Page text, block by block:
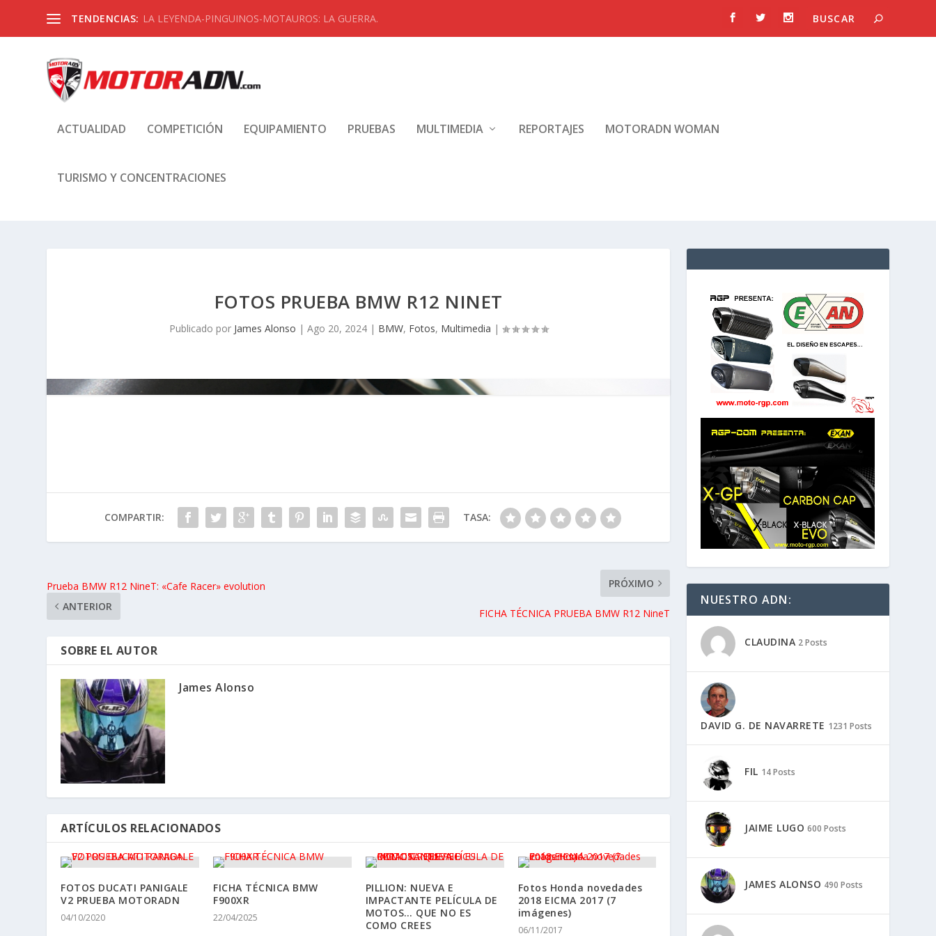
TENDENCIAS: LA LEYENDA-PINGUINOS-MOTAUROS: LA GUERRA.
ACTUALIDAD COMPETICIÓN EQUIPAMIENTO PRUEBAS MULTIMEDIA REPORTAJES MOTORADN WOMAN
TURISMO Y CONCENTRACIONES
FOTOS PRUEBA BMW R12 NINET
Publicado por James Alonso | Ago 20, 2024| BMW, Fotos, Multimedia |
COMPARTIR: TASA:
Prueba BMW R12 NineT: «Cafe Racer» evolution
ANTERIOR
PRÓXIMO
FICHA TÉCNICA PRUEBA BMW R12 NineT
SOBRE EL AUTOR
James Alonso
ARTÍCULOS RELACIONADOS
FOTOS DUCATI PANIGALE
V2 PRUEBA MOTORADN
04/10/2020
FICHA TÉCNICA BMW
F900XR
22/04/2025
PILLION: NUEVA E
IMPACTANTE PELÍCULA DE
MOTOS… QUE NO ES
COMO CREES
Fotos Honda novedades
2018 EICMA 2017 (7
imágenes)
06/11/2017
NUESTRO ADN:
CLAUDINA 2 Posts
DAVID G. DE NAVARRETE 1231 Posts
FIL 14 Posts
JAIME LUGO 600 Posts
JAMES ALONSO 490 Posts